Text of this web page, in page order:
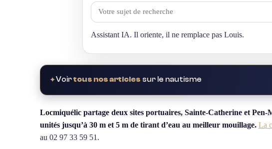
Assistant IA. Il oriente, il ne remplace pas Louis.
✦Voirtous nos articles sur le nautisme
Locmiquélic partage deux sites portuaires, Sainte-Catherine et Pen-
unités jusqu’à 30 m et 5 m de tirant d’eau au meilleur mouillage. La
au 02 97 33 59 51.